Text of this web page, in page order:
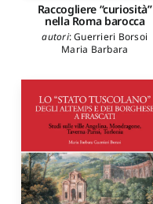
Raccogliere “curiosità”
nella Roma barocca
autori:Guerrieri Borsoi
Maria Barbara